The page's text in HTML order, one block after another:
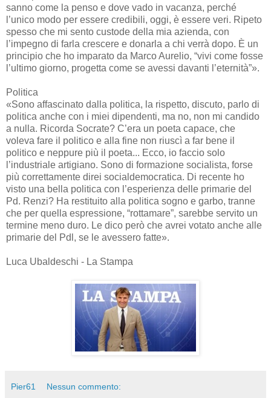
sanno come la penso e dove vado in vacanza, perché
l’unico modo per essere credibili, oggi, è essere veri. Ripeto
spesso che mi sento custode della mia azienda, con
l’impegno di farla crescere e donarla a chi verrà dopo. È un
principio che ho imparato da Marco Aurelio, “vivi come fosse
l’ultimo giorno, progetta come se avessi davanti l’eternità”».
Politica
«Sono affascinato dalla politica, la rispetto, discuto, parlo di
politica anche con i miei dipendenti, ma no, non mi candido
a nulla. Ricorda Socrate? C’era un poeta capace, che
voleva fare il politico e alla fine non riuscì a far bene il
politico e neppure più il poeta... Ecco, io faccio solo
l’industriale artigiano. Sono di formazione socialista, forse
più correttamente direi socialdemocratica. Di recente ho
visto una bella politica con l’esperienza delle primarie del
Pd. Renzi? Ha restituito alla politica sogno e garbo, tranne
che per quella espressione, “rottamare”, sarebbe servito un
termine meno duro. Le dico però che avrei votato anche alle
primarie del Pdl, se le avessero fatte».
Luca Ubaldeschi - La Stampa
Pier61 Nessun commento: